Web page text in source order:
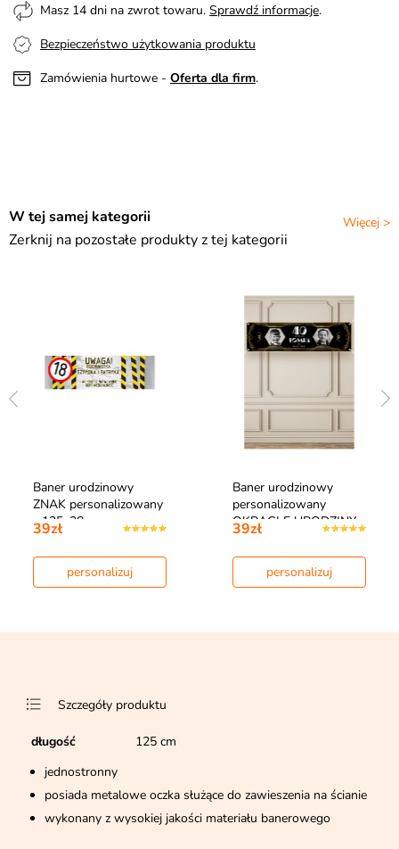
Masz 14 dni na zwrot towaru. Sprawdź informacje.
Bezpieczeństwo użytkowania produktu
Zamówienia hurtowe - Oferta dla firm.
Więcej >
W tej samej kategorii
Zerknij na pozostałe produkty z tej kategorii
Baner urodzinowy
ZNAK personalizowany
- 125x38cm
39zł
personalizuj
Baner urodzinowy
personalizowany
OKRĄGŁE URODZINY
…
39zł
personalizuj
Szczegóły produktu
długość
125 cm
jednostronny
posiada metalowe oczka służące do zawieszenia na ścianie
wykonany z wysokiej jakości materiału banerowego